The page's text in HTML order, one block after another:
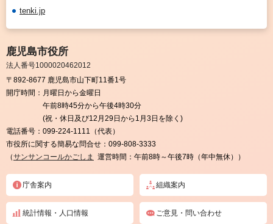
tenki.jp
鹿児島市役所
法人番号1000020462012
〒892-8677 鹿児島市山下町11番1号
開庁時間： 月曜日から金曜日
午前8時45分から午後4時30分
(祝・休日及び12月29日から1月3日を除く)
電話番号： 099-224-1111（代表）
市役所に関する簡易な問合せ： 099-808-3333
（サンサンコールかごしま 運営時間：午前8時～午後7時（年中無休））
庁舎案内 組織案内
統計情報・人口情報 ご意見・問い合わせ